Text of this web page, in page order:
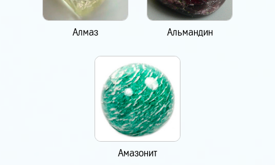
Алмаз Альмандин
Амазонит